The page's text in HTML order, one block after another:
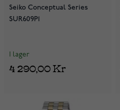
Seiko Conceptual Series
SUR609P1
I lager
4 290,00 Kr